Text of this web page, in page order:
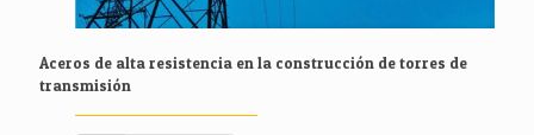
Aceros de alta resistencia en la construcción de torres de
transmisión